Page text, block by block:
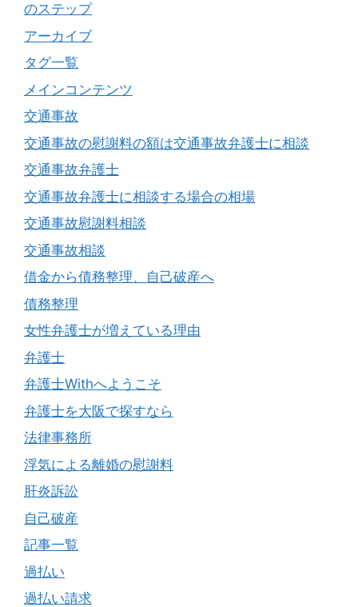
のステップ
アーカイブ
タグ一覧
メインコンテンツ
交通事故
交通事故の慰謝料の額は交通事故弁護士に相談
交通事故弁護士
交通事故弁護士に相談する場合の相場
交通事故慰謝料相談
交通事故相談
借金から債務整理、自己破産へ
債務整理
女性弁護士が増えている理由
弁護士
弁護士Withへようこそ
弁護士を大阪で探すなら
法律事務所
浮気による離婚の慰謝料
肝炎訴訟
自己破産
記事一覧
過払い
過払い請求